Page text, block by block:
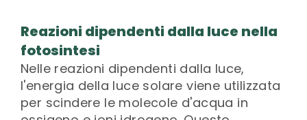
Reazioni dipendenti dalla luce nella
fotosintesi
Nelle reazioni dipendenti dalla luce,
l'energia della luce solare viene utilizzata
per scindere le molecole d'acqua in